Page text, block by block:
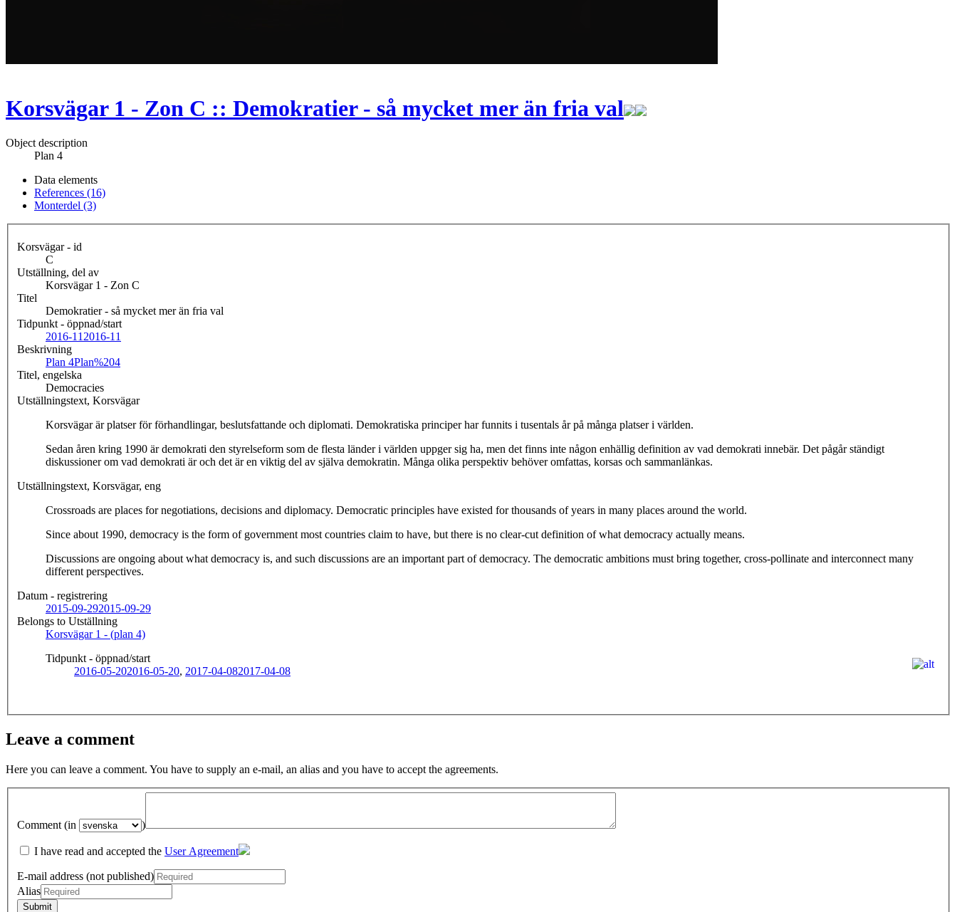
Korsvägar 1 - Zon C :: Demokratier - så mycket mer än fria val
Object description
Plan 4
Data elements
References (16)
Monterdel (3)
Korsvägar - id
C
Utställning, del av
Korsvägar 1 - Zon C
Titel
Demokratier - så mycket mer än fria val
Tidpunkt - öppnad/start
2016-11 2016-11
Beskrivning
Plan 4Plan%204
Titel, engelska
Democracies
Utställningstext, Korsvägar
Korsvägar är platser för förhandlingar, beslutsfattande och diplomati. Demokratiska principer har funnits i tusentals år på många platser i världen.
Sedan åren kring 1990 är demokrati den styrelseform som de flesta länder i världen uppger sig ha, men det finns inte någon enhällig definition av vad demokrati innebär. Det pågår ständigt
diskussioner om vad demokrati är och det är en viktig del av själva demokratin. Många olika perspektiv behöver omfattas, korsas och sammanlänkas.
Utställningstext, Korsvägar, eng
Crossroads are places for negotiations, decisions and diplomacy. Democratic principles have existed for thousands of years in many places around the world.
Since about 1990, democracy is the form of government most countries claim to have, but there is no clear-cut definition of what democracy actually means.
Discussions are ongoing about what democracy is, and such discussions are an important part of democracy. The democratic ambitions must bring together, cross-pollinate and interconnect many
different perspectives.
Datum - registrering
2015-09-292015-09-29
Belongs to Utställning
Korsvägar 1 - (plan 4)
Tidpunkt - öppnad/start
2016-05-202016-05-20, 2017-04-082017-04-08
Leave a comment
Here you can leave a comment. You have to supply an e-mail, an alias and you have to accept the agreements.
Comment (in )
I have read and accepted the User Agreement
E-mail address (not published)
Alias